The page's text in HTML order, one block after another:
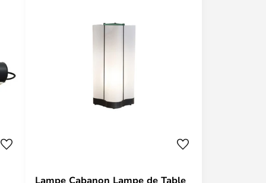
Lampe Cabanon Lampe de Table